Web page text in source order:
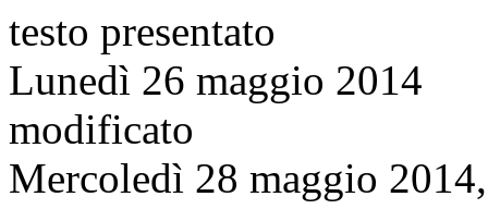
testo presentato
Lunedì 26 maggio 2014
modificato
Mercoledì 28 maggio